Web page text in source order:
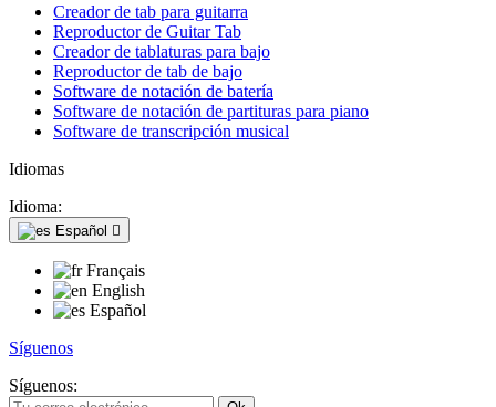
Creador de tab para guitarra
Reproductor de Guitar Tab
Creador de tablaturas para bajo
Reproductor de tab de bajo
Software de notación de batería
Software de notación de partituras para piano
Software de transcripción musical
Idiomas
Idioma:
Español 
Français
English
Español
Síguenos
Síguenos: